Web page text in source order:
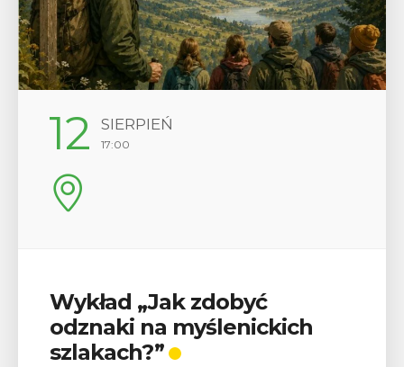
12 SIERPIEŃ
17:00
Wykład „Jak zdobyć
odznaki na myślenickich
szlakach?”